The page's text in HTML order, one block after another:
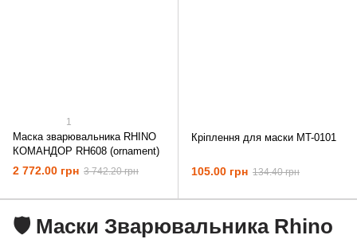
1
Маска зварювальника RHINO
КОМАНДОР RH608 (ornament)
2 772.00 грн 3 742.20 грн
Кріплення для маски MT-0101
105.00 грн 134.40 грн
🛡️ Маски Зварювальника Rhino